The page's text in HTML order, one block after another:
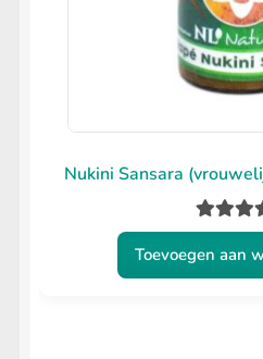
Nukini Sansara
5.00
Toevoegen aan